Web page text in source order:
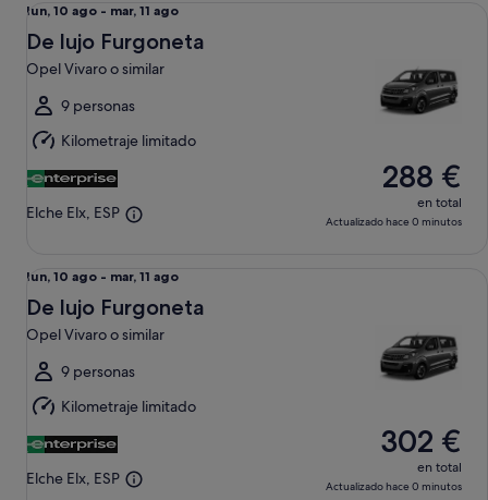
Del
lun,
10
ago
al
mar,
11
ago
lun, 10 ago - mar, 11 ago
De lujo Furgoneta
Opel Vivaro o similar
9 personas
Kilometraje limitado
Elche Elx, ESP
288 €
en total
Actualizado hace 0 minutos
Del
lun,
10
ago
al
mar,
11
ago
lun, 10 ago - mar, 11 ago
De lujo Furgoneta
Opel Vivaro o similar
9 personas
Kilometraje limitado
Elche Elx, ESP
302 €
en total
Actualizado hace 0 minutos